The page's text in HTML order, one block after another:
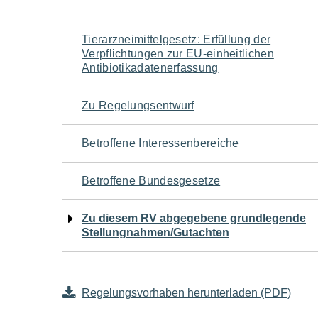
Navigation
für
den
Seiteninhalt
Tierarzneimittelgesetz: Erfüllung der
Verpflichtungen zur EU-einheitlichen
Antibiotikadatenerfassung
Zu Regelungsentwurf
Betroffene Interessenbereiche
Betroffene Bundesgesetze
Zu diesem RV abgegebene grundlegende
Stellungnahmen/Gutachten
Regelungsvorhaben herunterladen (PDF)